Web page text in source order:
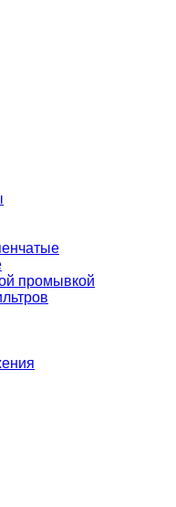
промывкой